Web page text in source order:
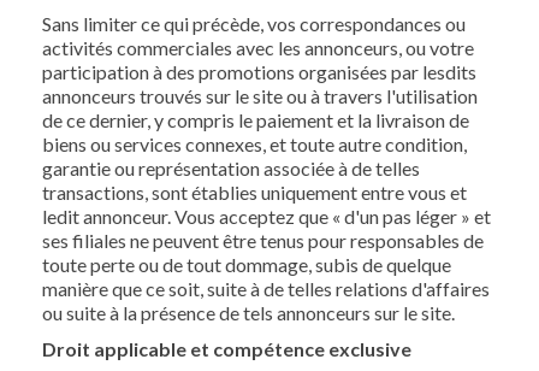
Sans limiter ce qui précède, vos correspondances ou
activités commerciales avec les annonceurs, ou votre
participation à des promotions organisées par lesdits
annonceurs trouvés sur le site ou à travers l'utilisation
de ce dernier, y compris le paiement et la livraison de
biens ou services connexes, et toute autre condition,
garantie ou représentation associée à de telles
transactions, sont établies uniquement entre vous et
ledit annonceur. Vous acceptez que « d'un pas léger » et
ses filiales ne peuvent être tenus pour responsables de
toute perte ou de tout dommage, subis de quelque
manière que ce soit, suite à de telles relations d'affaires
ou suite à la présence de tels annonceurs sur le site.
Droit applicable et compétence exclusive